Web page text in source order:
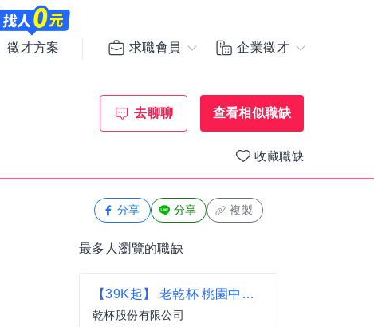
徵才方案 求職會員 企業徵才
去聊聊 查看相似職缺
收藏職缺
分享 分享 複製
最多人瀏覽的職缺
【39K起】 老乾杯 桃園中茂店-內場店員
乾杯股份有限公司